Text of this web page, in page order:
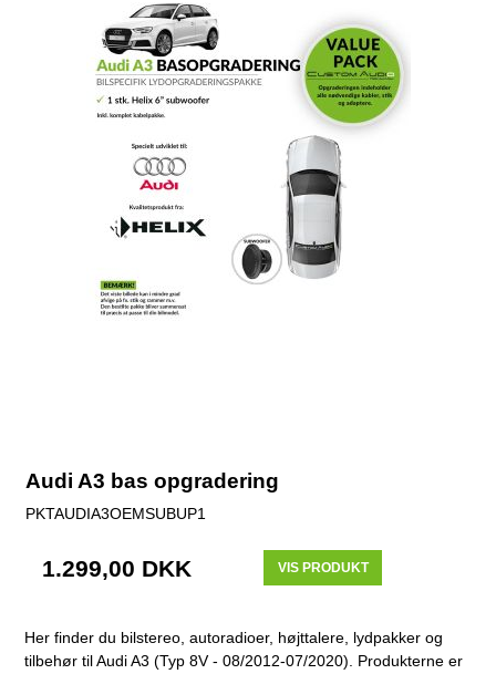
Audi A3 bas opgradering
PKTAUDIA3OEMSUBUP1
1.299,00 DKK VIS PRODUKT
Her finder du bilstereo, autoradioer, højttalere, lydpakker og
tilbehør til Audi A3 (Typ 8V - 08/2012-07/2020). Produkterne er